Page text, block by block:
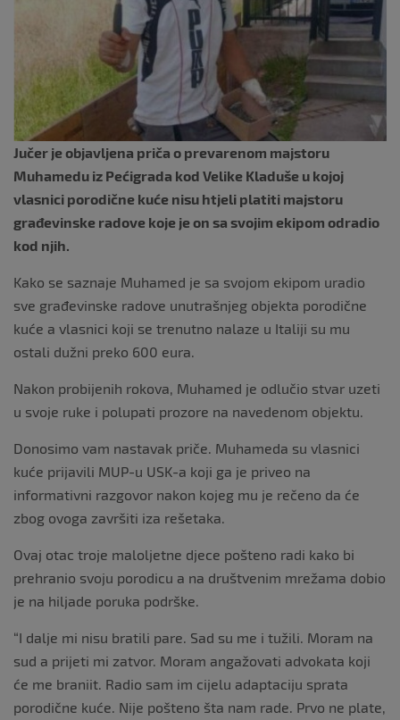
k
Jučer je objavljena priča o prevarenom majstoru
Muhamedu iz Pećigrada kod Velike Kladuše u kojoj
vlasnici porodične kuće nisu htjeli platiti majstoru
građevinske radove koje je on sa svojim ekipom odradio
kod njih.
Kako se saznaje Muhamed je sa svojom ekipom uradio
sve građevinske radove unutrašnjeg objekta porodične
kuće a vlasnici koji se trenutno nalaze u Italiji su mu
ostali dužni preko 600 eura.
Nakon probijenih rokova, Muhamed je odlučio stvar uzeti
u svoje ruke i polupati prozore na navedenom objektu.
Donosimo vam nastavak priče. Muhameda su vlasnici
kuće prijavili MUP-u USK-a koji ga je priveo na
informativni razgovor nakon kojeg mu je rečeno da će
zbog ovoga završiti iza rešetaka.
Ovaj otac troje maloljetne djece pošteno radi kako bi
prehranio svoju porodicu a na društvenim mrežama dobio
je na hiljade poruka podrške.
“I dalje mi nisu bratili pare. Sad su me i tužili. Moram na
sud a prijeti mi zatvor. Moram angažovati advokata koji
će me braniit. Radio sam im cijelu adaptaciju sprata
porodične kuće. Nije pošteno šta nam rade. Prvo ne plate,